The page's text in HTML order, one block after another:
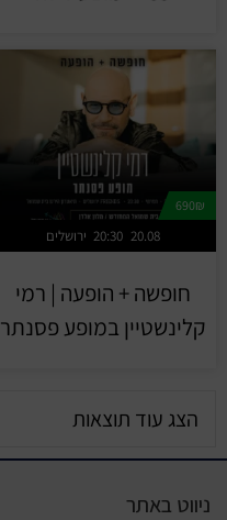
690₪
ירושלים 20:30 20.08
חופשה + הופעה | רמי
קלינשטיין במופע פסנתר
הצג עוד תוצאות
ניווט באתר